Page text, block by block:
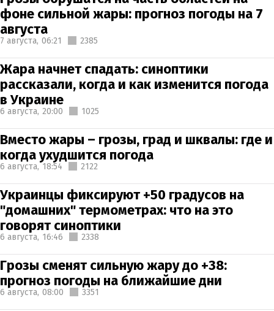
фоне сильной жары: прогноз погоды на 7
августа
7 августа, 06:21 2385
Жара начнет спадать: синоптики
рассказали, когда и как изменится погода
в Украине
6 августа, 20:00 1025
Вместо жары – грозы, град и шквалы: где и
когда ухудшится погода
6 августа, 18:54 2122
Украинцы фиксируют +50 градусов на
"домашних" термометрах: что на это
говорят синоптики
6 августа, 16:46 2338
Грозы сменят сильную жару до +38:
прогноз погоды на ближайшие дни
6 августа, 08:00 3351